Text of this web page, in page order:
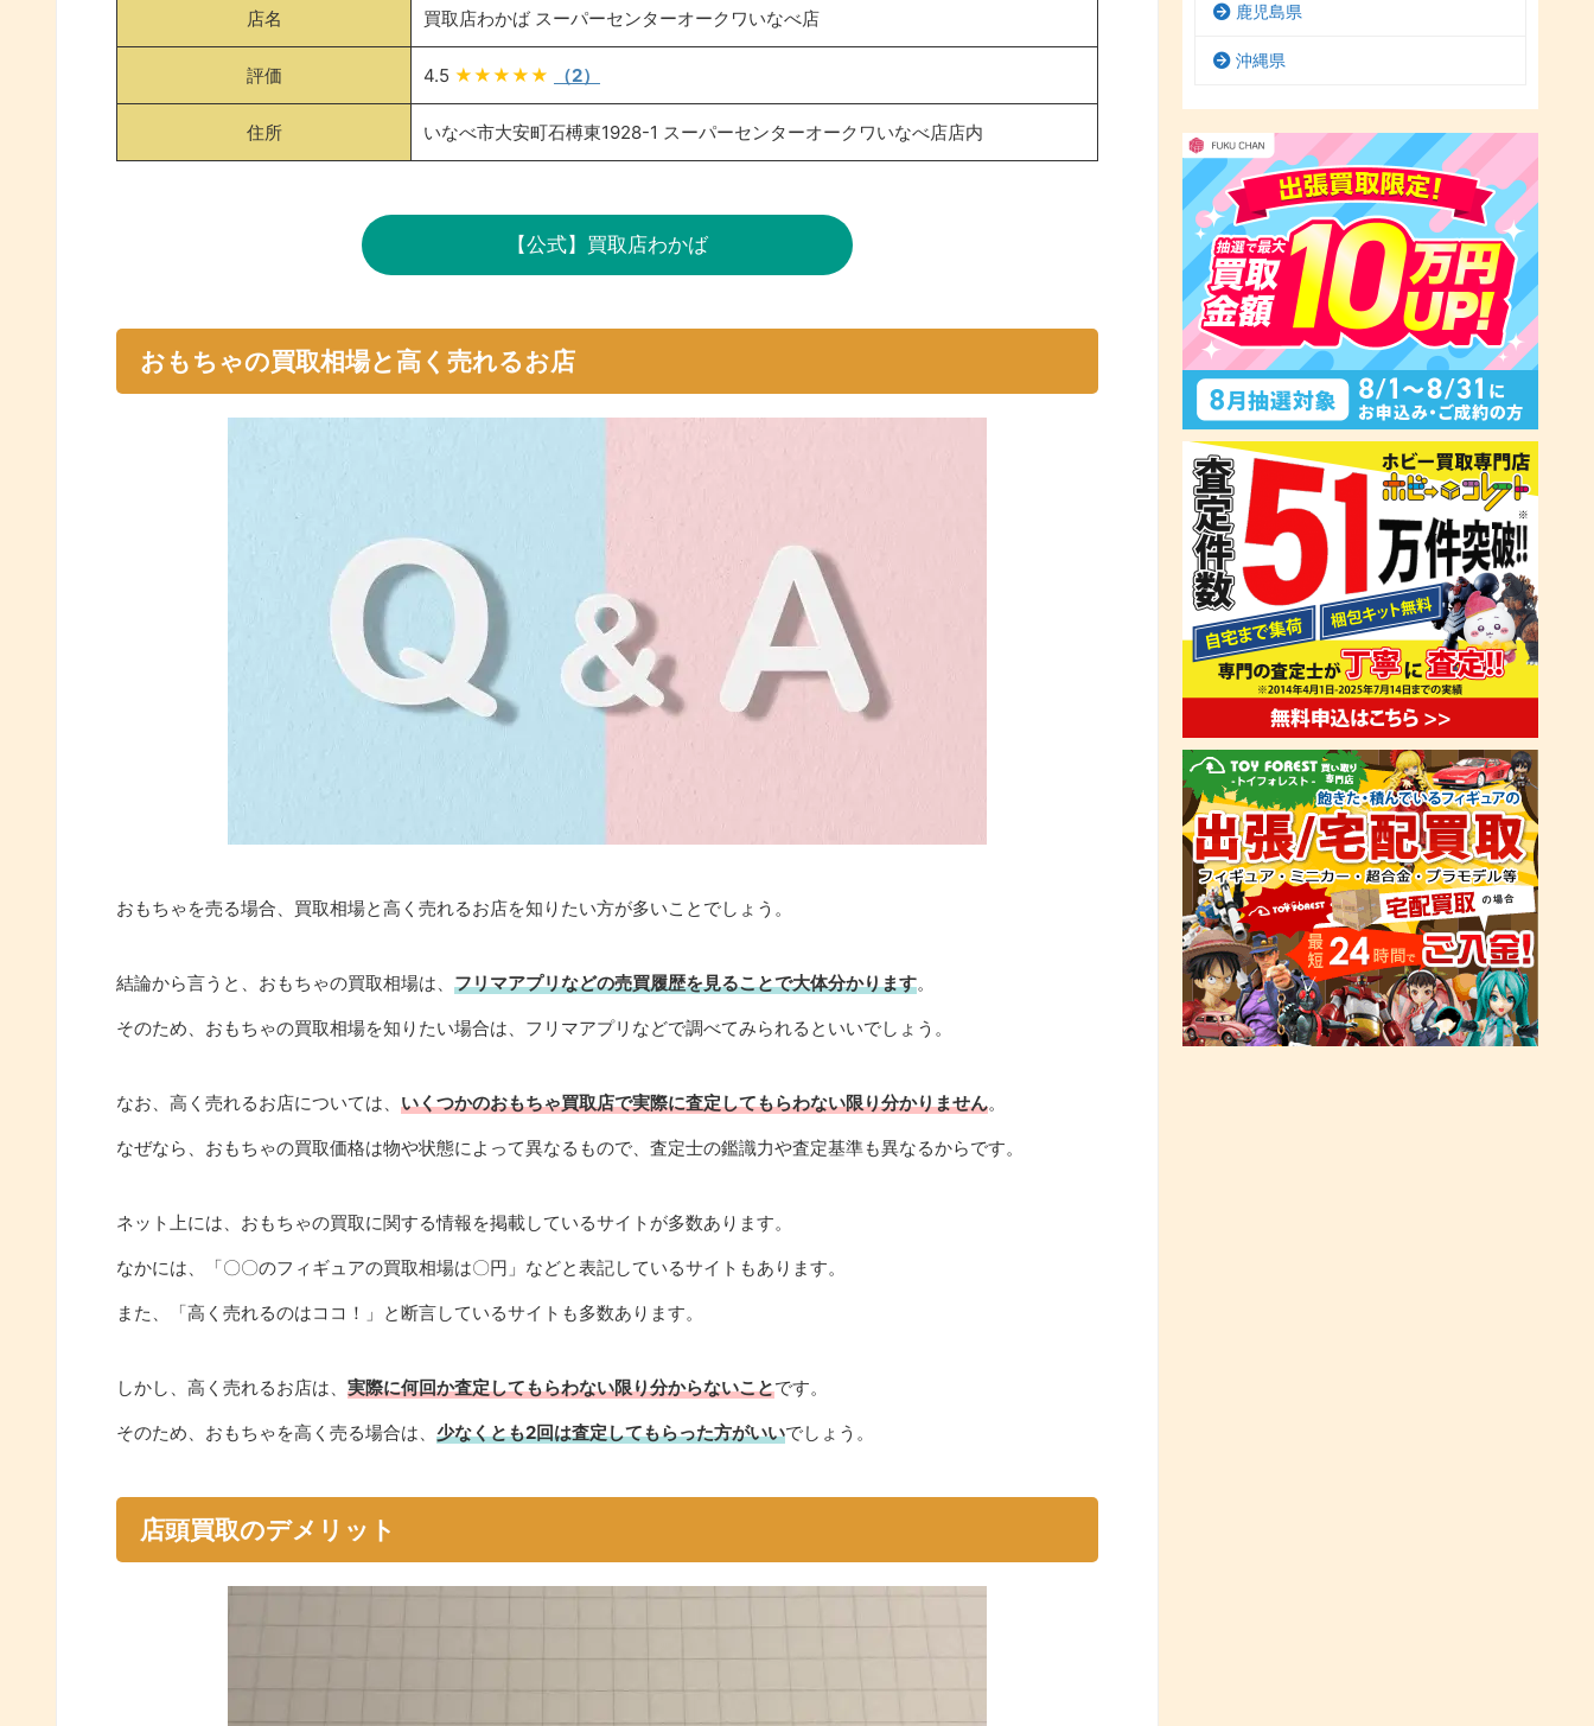
店名 買取店わかば スーパーセンターオークワいなべ店
評価 4.5 ★★★★★ （2）
住所 いなべ市大安町石榑東1928-1 スーパーセンターオークワいなべ店店内
【公式】買取店わかば
おもちゃの買取相場と高く売れるお店
おもちゃを売る場合、買取相場と高く売れるお店を知りたい方が多いことでしょう。
結論から言うと、おもちゃの買取相場は、 フリマアプリなどの売買履歴を見ることで大体分かります。
そのため、おもちゃの買取相場を知りたい場合は、フリマアプリなどで調べてみられるといいでしょう。
なお、高く売れるお店については、 いくつかのおもちゃ買取店で実際に査定してもらわない限り分かりません。
なぜなら、おもちゃの買取価格は物や状態によって異なるもので、査定士の鑑識力や査定基準も異なるからです。
ネット上には、おもちゃの買取に関する情報を掲載しているサイトが多数あります。
なかには、「〇〇のフィギュアの買取相場は〇円」などと表記しているサイトもあります。
また、「高く売れるのはココ！」と断言しているサイトも多数あります。
しかし、高く売れるお店は、 実際に何回か査定してもらわない限り分からないことです。
そのため、おもちゃを高く売る場合は、 少なくとも2回は査定してもらった方がいいでしょう。
店頭買取のデメリット
鹿児島県
沖縄県